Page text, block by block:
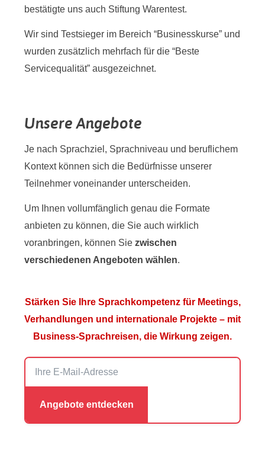
bestätigte uns auch Stiftung Warentest.
Wir sind Testsieger im Bereich “Businesskurse” und
wurden zusätzlich mehrfach für die “Beste
Servicequalität” ausgezeichnet.
Unsere Angebote
Je nach Sprachziel, Sprachniveau und beruflichem
Kontext können sich die Bedürfnisse unserer
Teilnehmer voneinander unterscheiden.
Um Ihnen vollumfänglich genau die Formate
anbieten zu können, die Sie auch wirklich
voranbringen, können Sie zwischen
verschiedenen Angeboten wählen.
Stärken Sie Ihre Sprachkompetenz für Meetings,
Verhandlungen und internationale Projekte – mit
Business-Sprachreisen, die Wirkung zeigen.